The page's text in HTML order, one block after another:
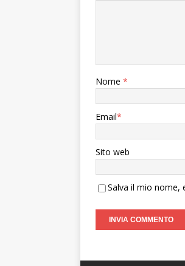
Nome *
Email*
Sito web
Salva il mio nome,